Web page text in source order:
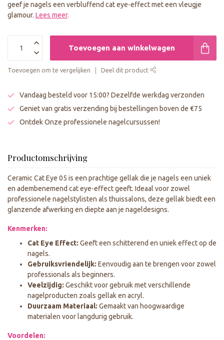
geef je nagels een verbluffend cat eye-effect met een vleugje
glamour. Lees meer.
Toevoegen aan winkelwagen
Toevoegen om te vergelijken Deel dit product
Vandaag besteld voor 15:00? Dezelfde werkdag verzonden
Geniet van gratis verzending bij bestellingen boven de €75
Ontdek Onze professionele nagelcursussen!
Productomschrijving
Ceramic Cat Eye 05 is een prachtige gellak die je nagels een uniek
en adembenemend cat eye-effect geeft. Ideaal voor zowel
professionele nagelstylisten als thuissalons, deze gellak biedt een
glanzende afwerking en diepte aan je nageldesigns.
Kenmerken:
Cat Eye Effect: Geeft een schitterend en uniek effect op de
nagels.
Gebruiksvriendelijk: Eenvoudig aan te brengen voor zowel
professionals als beginners.
Veelzijdig: Geschikt voor gebruik met verschillende
nagelproducten zoals gellak en acryl.
Duurzaam Materiaal: Gemaakt van hoogwaardige
materialen voor langdurig gebruik.
Voordelen: